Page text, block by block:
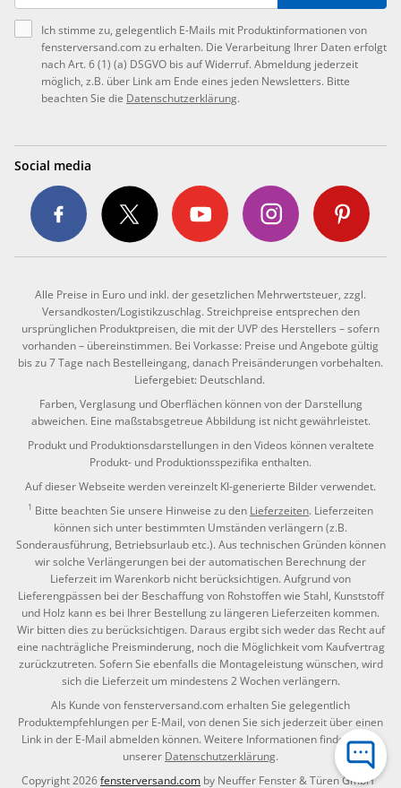
Ich stimme zu, gelegentlich E-Mails mit Produktinformationen von
fensterversand.com zu erhalten. Die Verarbeitung Ihrer Daten erfolgt
nach Art. 6 (1) (a) DSGVO bis auf Widerruf. Abmeldung jederzeit
möglich, z.B. über Link am Ende eines jeden Newsletters. Bitte
beachten Sie die Datenschutzerklärung.
Social media
Alle Preise in Euro und inkl. der gesetzlichen Mehrwertsteuer, zzgl.
Versandkosten/Logistikzuschlag. Streichpreise entsprechen den
ursprünglichen Produktpreisen, die mit der UVP des Herstellers – sofern
vorhanden – übereinstimmen. Bei Vorkasse: Preise und Angebote gültig
bis zu 7 Tage nach Bestelleingang, danach Preisänderungen vorbehalten.
Liefergebiet: Deutschland.
Farben, Verglasung und Oberflächen können von der Darstellung
abweichen. Eine maßstabsgetreue Abbildung ist nicht gewährleistet.
Produkt und Produktionsdarstellungen in den Videos können veraltete
Produkt- und Produktionsspezifika enthalten.
Auf dieser Webseite werden vereinzelt KI-generierte Bilder verwendet.
1 Bitte beachten Sie unsere Hinweise zu den Lieferzeiten. Lieferzeiten
können sich unter bestimmten Umständen verlängern (z.B.
Sonderausführung, Betriebsurlaub etc.). Aus technischen Gründen können
wir solche Verlängerungen bei der automatischen Berechnung der
Lieferzeit im Warenkorb nicht berücksichtigen. Aufgrund von
Lieferengpässen bei der Beschaffung von Rohstoffen wie Stahl, Kunststoff
und Holz kann es bei Ihrer Bestellung zu längeren Lieferzeiten kommen.
Wir bitten dies zu berücksichtigen. Daraus ergibt sich weder das Recht auf
eine nachträgliche Preisminderung, noch die Möglichkeit vom Kaufvertrag
zurückzutreten. Sofern Sie ebenfalls die Montageleistung wünschen, wird
sich die Lieferzeit um mindestens 2 Wochen verlängern.
Als Kunde von fensterversand.com erhalten Sie gelegentlich
Produktempfehlungen per E-Mail, von denen Sie sich jederzeit über einen
Link in der E-Mail abmelden können. Weitere Informationen finden Sie in
unserer Datenschutzerklärung.
Copyright 2026fensterversand.com by Neuffer Fenster & Türen GmbH